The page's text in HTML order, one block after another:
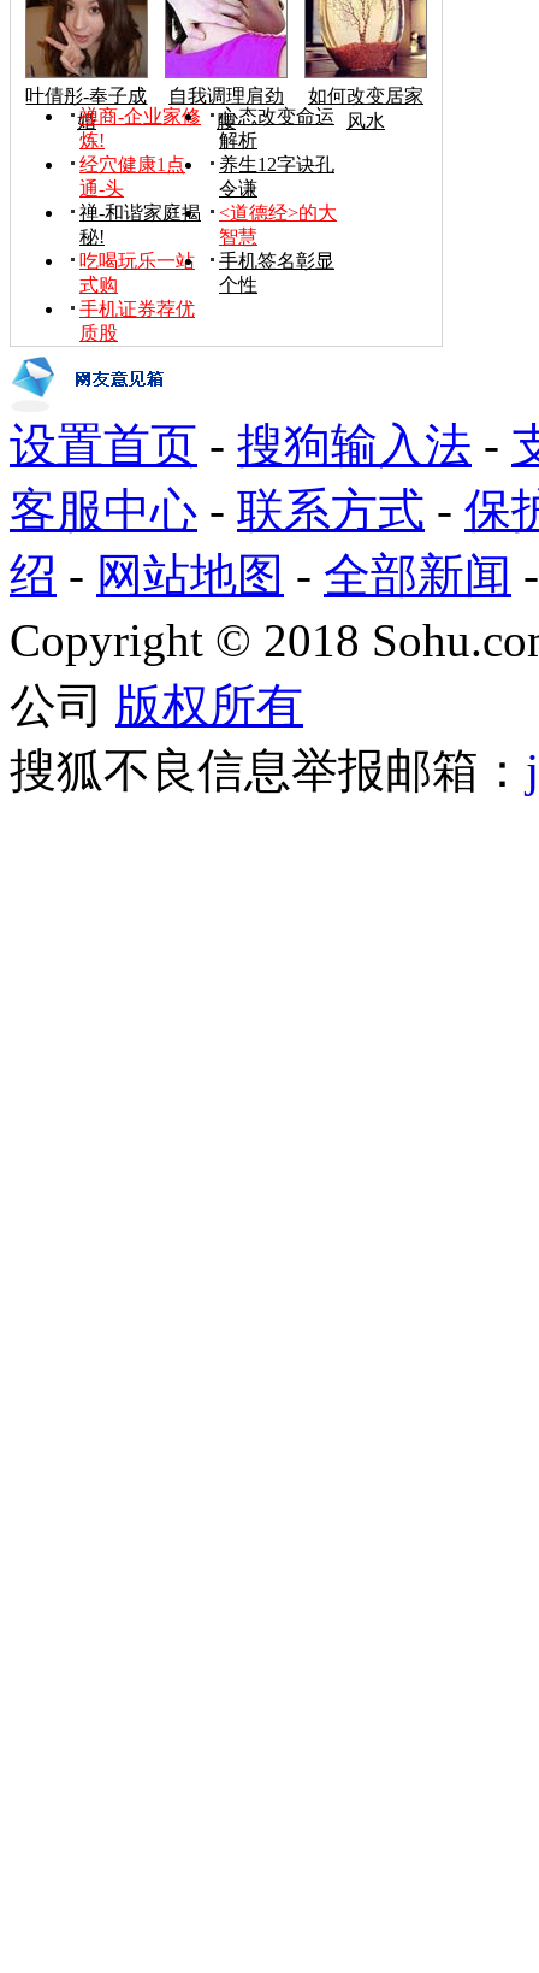
叶倩彤-奉子成
婚
自我调理肩劲
腰
如何改变居家
风水
禅商-企业家修
炼!
心态改变命运
解析
经穴健康1点
通-头
养生12字诀孔
令谦
禅-和谐家庭揭
秘!
<道德经>的大
智慧
吃喝玩乐一站
式购
手机签名彰显
个性
手机证券荐优
质股
设置首页 - 搜狗输入法 -
客服中心 - 联系方式 - 保
绍 - 网站地图 - 全部新闻
Copyright © 2018
公司 版权所有
搜狐不良信息举报邮箱：